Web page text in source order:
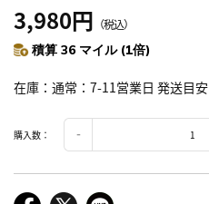
3,980円 （税込）
積算 36 マイル (1倍)
在庫 通常：7-11営業日 発送目安
購入数：